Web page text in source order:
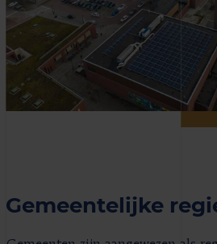
Gemeentelijke